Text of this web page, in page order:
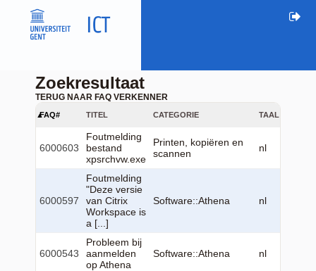
Zoekresultaat
TERUG NAAR FAQ VERKENNER
FAQ# TITEL CATEGORIE TAAL
6000603
Foutmelding
bestand
xpsrchvw.exe
Printen, kopiëren en
scannen
nl
6000597
Foutmelding
"Deze versie
van Citrix
Workspace is
a [...]
Software::Athena nl
6000543
Probleem bij
aanmelden
op Athena
Software::Athena nl